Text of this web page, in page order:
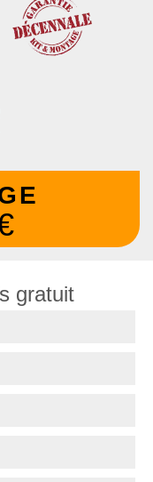
gratuit